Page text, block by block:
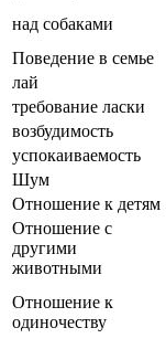
над собаками
Поведение в семье
лай
требование ласки
возбудимость
успокаиваемость
Шум
Отношение к детям
Отношение с
другими
животными
Отношение к
одиночеству